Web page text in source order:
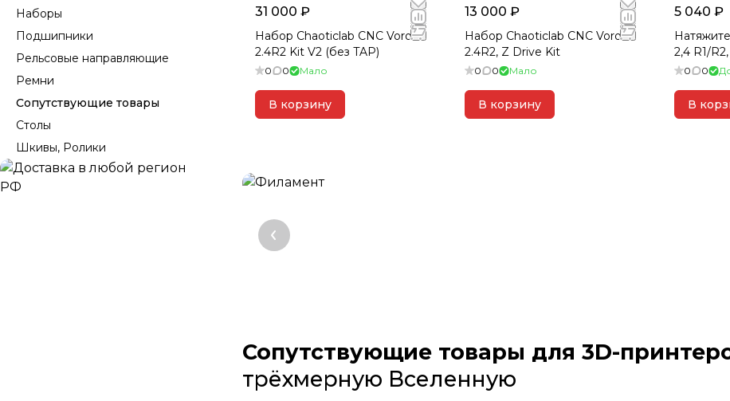
31 000 ₽
Набор Chaoticlab CNC Voron
2.4R2 Kit V2 (без TAP)
0 0 Мало
В корзину
13 000 ₽
Набор Chaoticlab CNC Voron
2.4R2, Z Drive Kit
0 0 Мало
В корзину
5 040 ₽
2,4 R1/
0 0
В
Сопутствующие товары для 3D-
трёхмерную Вселенную
Наборы
Подшипники
Рельсовые направляющие
Ремни
Сопутствующие товары
Столы
Шкивы, Ролики